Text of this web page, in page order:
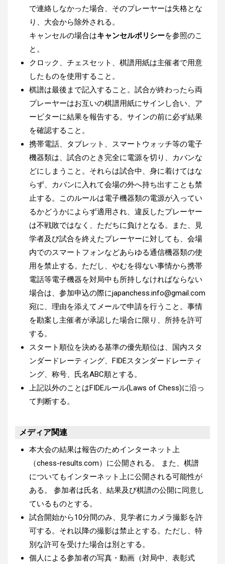
で連絡しなかった場合、そのプレーヤーは失格とな
り、大会から除外される。
キャンセルの場合はキャンセルポリシーを参照のこ
と。
クロック、チェスセット、棋譜用紙は主催者で用意
したものを使用すること。
棋譜は最後まで記入すること。試合が終わったら両
プレーヤーはお互いの棋譜用紙にサインし合い、ア
ービターに結果を報告する。サインの前に必ず結果
を確認すること。
携帯電話、タブレット、スマートウォッチ等の電子
機器類は、試合のとき完全に電源を切り、カバンな
どにしまうこと。それらは試合中、身に着けてはな
らず、カバンに入れて会場の外へ持ち出すことも禁
止する。このルールは電子機器類の電源が入ってい
るかどうかによらず適用され、違反したプレーヤー
は不戦敗ではなく、ただちに負けとなる。また、見
学者及び試合を終えたプレーヤーに対しても、会場
内でのスマートフォンなどあらゆる通信機器類の使
用を禁止する。ただし、やむを得ない事情から携帯
電話等電子機器を対局中も所持しなければならない
場合は、参加申込の際にjapanchess.info@gmail.com
宛に、理由を添えてメールで申請を行うこと。事情
を勘案し主催者が承認した場合に限り、所持を許可
する。
スタート順位を決める基準の優先順位は、国内スタ
ンダードレーティング、FIDEスタンダードレーティ
ング、称号、氏名ABC順とする。
上記以外のことはFIDEルール(Laws of Chess)に沿っ
て判断する。
メディア関連
本大会の結果は報告のためインターネット上
（chess-results.com）に公開される。 また、棋譜
についてもインターネット上に公開される可能性が
ある。 参加者は氏名、結果及び棋譜の公開に同意し
ているものとする。
試合開始から10分間のみ、見学者にカメラ撮影を許
可する。それ以降の撮影は禁止とする。ただし、特
別な許可を受けた場合は別とする。
個人による参加者の写真・動画（対局中、表彰式